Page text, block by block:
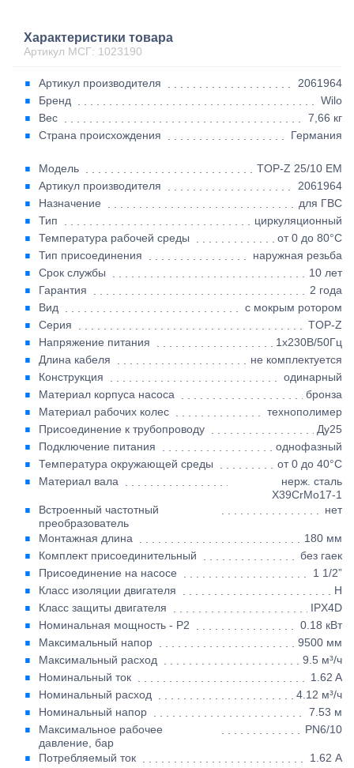
Характеристики товара
Артикул МСГ: 1023190
Артикул производителя
2061964
Бренд
Wilo
Вес
7,66 кг
Страна происхождения
Германия
Модель
TOP-Z 25/10 EM
Артикул производителя
2061964
Назначение
для ГВС
Тип
циркуляционный
Температура рабочей среды
от 0 до 80°C
Тип присоединения
наружная резьба
Срок службы
10 лет
Гарантия
2 года
Вид
с мокрым ротором
Серия
TOP-Z
Напряжение питания
1х230В/50Гц
Длина кабеля
не комплектуется
Конструкция
одинарный
Материал корпуса насоса
бронза
Материал рабочих колес
технополимер
Присоединение к трубопроводу
Ду25
Подключение питания
однофазный
Температура окружающей среды
от 0 до 40°C
Материал вала
нерж. сталь
X39CrMo17-1
Встроенный частотный
преобразователь
нет
Монтажная длина
180 мм
Комплект присоединительный
без гаек
Присоединение на насосе
1 1/2”
Класс изоляции двигателя
H
Класс защиты двигателя
IPX4D
Номинальная мощность - P2
0.18 кВт
Максимальный напор
9500 мм
Максимальный расход
9.5 м³/ч
Номинальный ток
1.62 A
Номинальный расход
4.12 м³/ч
Номинальный напор
7.53 м
Максимальное рабочее
давление, бар
PN6/10
Потребляемый ток
1.62 А